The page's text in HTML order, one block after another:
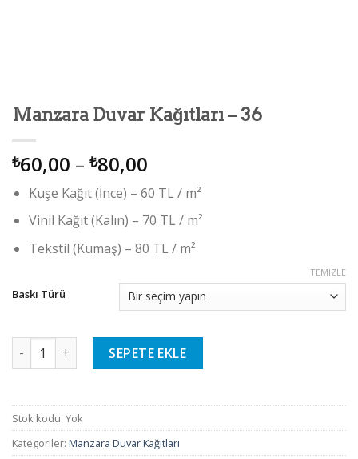
Manzara Duvar Kağıtları – 36
₺60,00 – ₺80,00
Kuşe Kağıt (İnce) – 60 TL / m²
Vinil Kağıt (Kalın) – 70 TL / m²
Tekstil (Kumaş) – 80 TL / m²
Baskı Türü
TEMIZLE
Manzara Duvar Kağıtları - 36 adet
SEPETE EKLE
Stok kodu: Yok
Kategoriler: Manzara Duvar Kağıtları